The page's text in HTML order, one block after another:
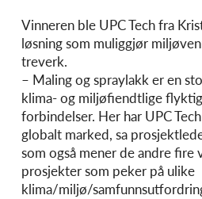
Vinneren ble UPC Tech fra
løsning som muliggjør
treverk.
– Maling og spraylakk er en
klima- og miljøfiendtlige
forbindelser. Her har UPC
globalt marked, sa
som også mener de andre fire
prosjekter som peker på ulike
klima/miljø/